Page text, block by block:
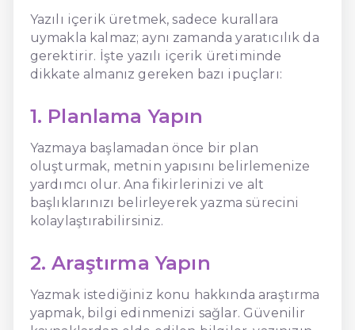
Yazılı içerik üretmek, sadece kurallara
uymakla kalmaz; aynı zamanda yaratıcılık da
gerektirir. İşte yazılı içerik üretiminde
dikkate almanız gereken bazı ipuçları:
1. Planlama Yapın
Yazmaya başlamadan önce bir plan
oluşturmak, metnin yapısını belirlemenize
yardımcı olur. Ana fikirlerinizi ve alt
başlıklarınızı belirleyerek yazma sürecini
kolaylaştırabilirsiniz.
2. Araştırma Yapın
Yazmak istediğiniz konu hakkında araştırma
yapmak, bilgi edinmenizi sağlar. Güvenilir